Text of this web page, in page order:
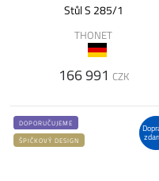
Stůl S 285/1
THONET
166 991 CZK
DOPORUČUJEME
ŠPIČKOVÝ DESIGN